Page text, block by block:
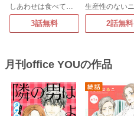
しあわせは食べて寝て待て
3話無料 2話無料
月刊office YOUの作品